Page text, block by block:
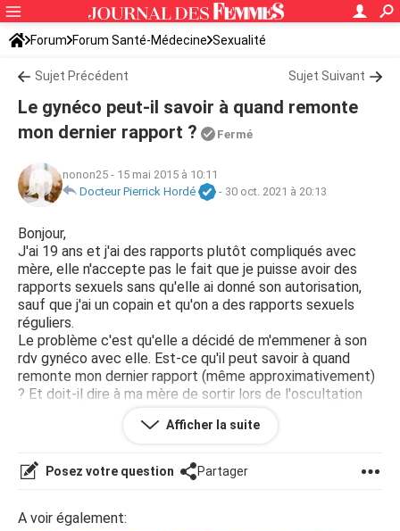
Forum Forum Santé-Médecine Sexualité
Sujet Précédent Sujet Suivant
Le gynéco peut-il savoir à quand remonte
mon dernier rapport ?
Fermé
nonon25 - 15 mai 2015 à 10:11
Docteur Pierrick Hordé
- 30 oct. 2021 à 20:13
Bonjour,
J'ai 19 ans et j'ai des rapports plutôt compliqués avec
mère, elle n'accepte pas le fait que je puisse avoir des
rapports sexuels sans qu'elle ai donné son autorisation,
sauf que j'ai un copain et qu'on a des rapports sexuels
réguliers.
Le problème c'est qu'elle a décidé de m'emmener à son
rdv gynéco avec elle. Est-ce qu'il peut savoir à quand
remonte mon dernier rapport (même approximativement)
? Et doit-il dire à ma mère de sortir lors de l'oscultation
parce que je ne veux pas qu'elle soit présente mais je ne
peux pas le dire devant elle...Afficher la suite
Posez votre question Partager
A voir également: